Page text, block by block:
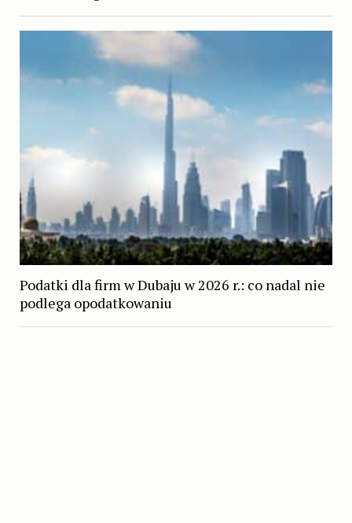
Podatki dla firm w Dubaju w 2026 r.: co nadal nie
podlega opodatkowaniu